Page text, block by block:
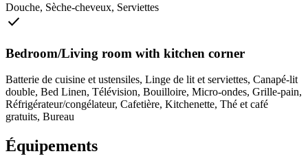
Douche, Sèche-cheveux, Serviettes
check
Bedroom/Living room with kitchen corner
Batterie de cuisine et ustensiles, Linge de lit et serviettes, Canapé-lit
double, Bed Linen, Télévision, Bouilloire, Micro-ondes, Grille-pain,
Réfrigérateur/congélateur, Cafetière, Kitchenette, Thé et café
gratuits, Bureau
Équipements